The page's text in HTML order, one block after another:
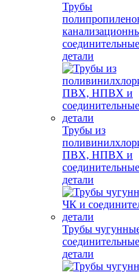
Трубы
соединительные
детали
Трубы из
ПВХ, НПВХ и
соединительные
детали
Трубы
соединительные
детали